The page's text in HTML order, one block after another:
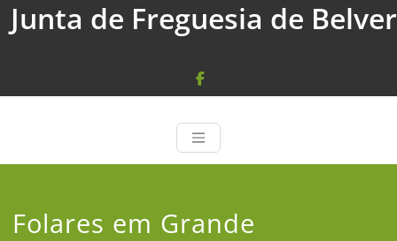
Skip
toJunta de Freguesia de Belver
Folares em Grande